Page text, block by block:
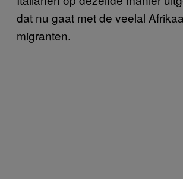
dat nu gaat met de veelal
migranten.